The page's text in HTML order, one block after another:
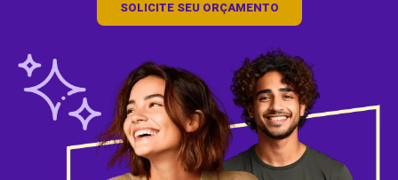
SOLICITE SEU ORÇAMENTO